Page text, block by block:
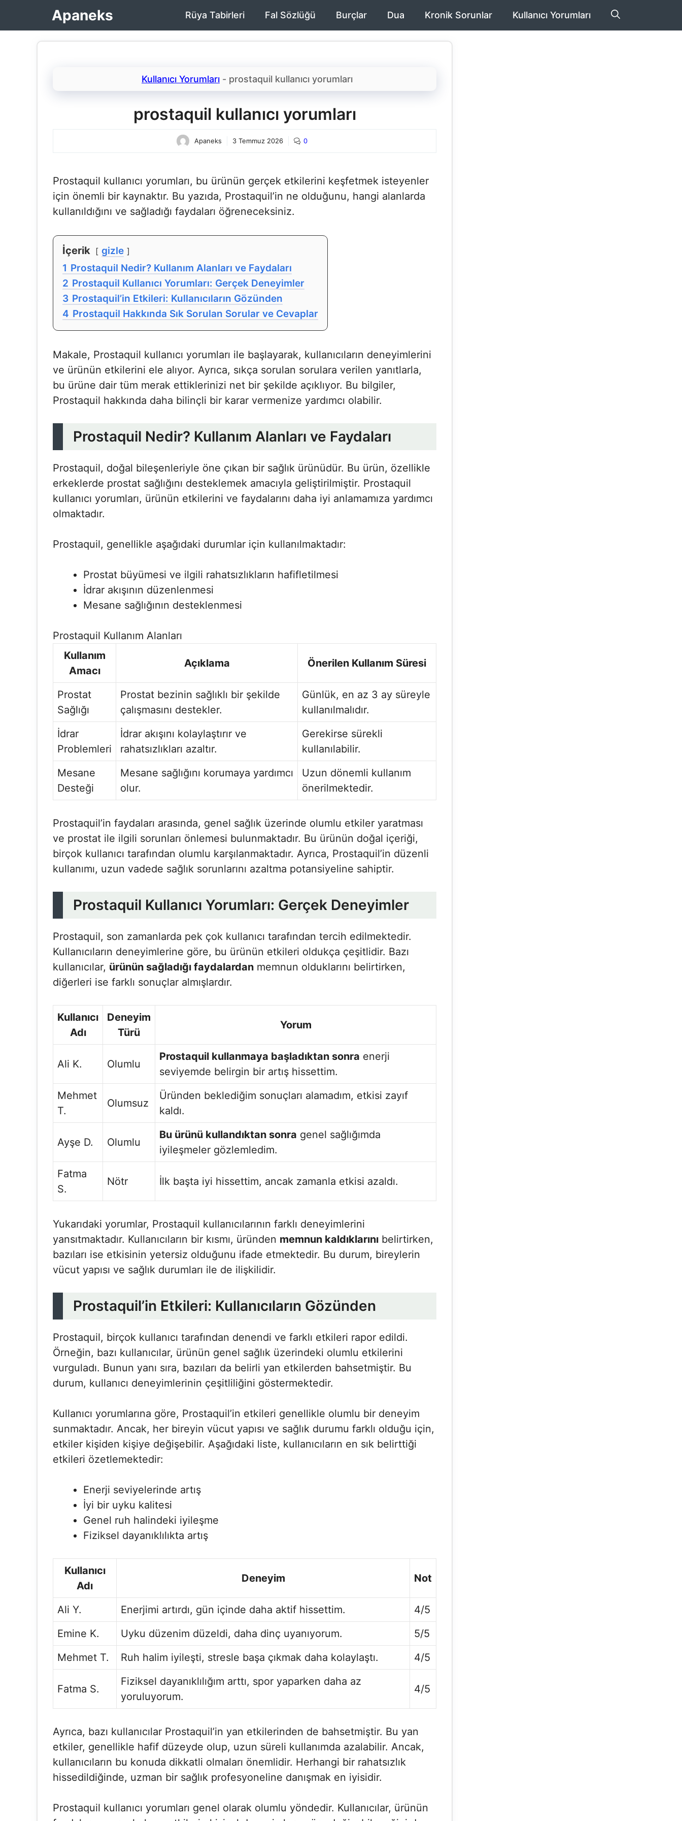
Apaneks Rüya Tabirleri Fal Sözlüğü Burçlar Dua Kronik Sorunlar Kullanıcı Yorumları
Kullanıcı Yorumları - prostaquil kullanıcı yorumları​
prostaquil kullanıcı yorumları​
Apaneks 3 Temmuz 2026 0
Prostaquil kullanıcı yorumları​, bu ürünün gerçek etkilerini keşfetmek isteyenler
için önemli bir kaynaktır. Bu yazıda, Prostaquil’in ne olduğunu, hangi alanlarda
kullanıldığını ve sağladığı faydaları öğreneceksiniz.
İçerik
gizle
1 Prostaquil Nedir? Kullanım Alanları ve Faydaları
2 Prostaquil Kullanıcı Yorumları: Gerçek Deneyimler
3 Prostaquil’in Etkileri: Kullanıcıların Gözünden
4 Prostaquil Hakkında Sık Sorulan Sorular ve Cevaplar
Makale, Prostaquil kullanıcı yorumları​ ile başlayarak, kullanıcıların deneyimlerini
ve ürünün etkilerini ele alıyor. Ayrıca, sıkça sorulan sorulara verilen yanıtlarla,
bu ürüne dair tüm merak ettiklerinizi net bir şekilde açıklıyor. Bu bilgiler,
Prostaquil hakkında daha bilinçli bir karar vermenize yardımcı olabilir.
Prostaquil Nedir? Kullanım Alanları ve Faydaları
Prostaquil, doğal bileşenleriyle öne çıkan bir sağlık ürünüdür. Bu ürün, özellikle
erkeklerde prostat sağlığını desteklemek amacıyla geliştirilmiştir. Prostaquil
kullanıcı yorumları, ürünün etkilerini ve faydalarını daha iyi anlamamıza yardımcı
olmaktadır.
Prostaquil, genellikle aşağıdaki durumlar için kullanılmaktadır:
Prostat büyümesi ve ilgili rahatsızlıkların hafifletilmesi
İdrar akışının düzenlenmesi
Mesane sağlığının desteklenmesi
Prostaquil Kullanım Alanları
Kullanım
Amacı
Açıklama Önerilen Kullanım Süresi
Prostat
Sağlığı
Prostat bezinin sağlıklı bir şekilde
çalışmasını destekler.
Günlük, en az 3 ay süreyle
kullanılmalıdır.
İdrar
Problemleri
İdrar akışını kolaylaştırır ve
rahatsızlıkları azaltır.
Gerekirse sürekli
kullanılabilir.
Mesane
Desteği
Mesane sağlığını korumaya yardımcı
olur.
Uzun dönemli kullanım
önerilmektedir.
Prostaquil’in faydaları arasında, genel sağlık üzerinde olumlu etkiler yaratması
ve prostat ile ilgili sorunları önlemesi bulunmaktadır. Bu ürünün doğal içeriği,
birçok kullanıcı tarafından olumlu karşılanmaktadır. Ayrıca, Prostaquil’in düzenli
kullanımı, uzun vadede sağlık sorunlarını azaltma potansiyeline sahiptir.
Prostaquil Kullanıcı Yorumları: Gerçek Deneyimler
Prostaquil, son zamanlarda pek çok kullanıcı tarafından tercih edilmektedir.
Kullanıcıların deneyimlerine göre, bu ürünün etkileri oldukça çeşitlidir. Bazı
kullanıcılar, ürünün sağladığı faydalardan memnun olduklarını belirtirken,
diğerleri ise farklı sonuçlar almışlardır.
Kullanıcı
Adı
Deneyim
Türü
Yorum
Ali K. Olumlu
Prostaquil kullanmaya başladıktan sonra enerji
seviyemde belirgin bir artış hissettim.
Mehmet
T.
Olumsuz
Üründen beklediğim sonuçları alamadım, etkisi zayıf
kaldı.
Ayşe D. Olumlu
Bu ürünü kullandıktan sonra genel sağlığımda
iyileşmeler gözlemledim.
Fatma
S.
Nötr İlk başta iyi hissettim, ancak zamanla etkisi azaldı.
Yukarıdaki yorumlar, Prostaquil kullanıcılarının farklı deneyimlerini
yansıtmaktadır. Kullanıcıların bir kısmı, üründen memnun kaldıklarını belirtirken,
bazıları ise etkisinin yetersiz olduğunu ifade etmektedir. Bu durum, bireylerin
vücut yapısı ve sağlık durumları ile de ilişkilidir.
Prostaquil’in Etkileri: Kullanıcıların Gözünden
Prostaquil, birçok kullanıcı tarafından denendi ve farklı etkileri rapor edildi.
Örneğin, bazı kullanıcılar, ürünün genel sağlık üzerindeki olumlu etkilerini
vurguladı. Bunun yanı sıra, bazıları da belirli yan etkilerden bahsetmiştir. Bu
durum, kullanıcı deneyimlerinin çeşitliliğini göstermektedir.
Kullanıcı yorumlarına göre, Prostaquil’in etkileri genellikle olumlu bir deneyim
sunmaktadır. Ancak, her bireyin vücut yapısı ve sağlık durumu farklı olduğu için,
etkiler kişiden kişiye değişebilir. Aşağıdaki liste, kullanıcıların en sık belirttiği
etkileri özetlemektedir:
Enerji seviyelerinde artış
İyi bir uyku kalitesi
Genel ruh halindeki iyileşme
Fiziksel dayanıklılıkta artış
Kullanıcı
Adı
Deneyim Not
Ali Y. Enerjimi artırdı, gün içinde daha aktif hissettim.
4/5
Emine K.
Uyku düzenim düzeldi, daha dinç uyanıyorum.
5/5
Mehmet T.
Ruh halim iyileşti, stresle başa çıkmak daha kolaylaştı. 4/5
Fatma S.
Fiziksel dayanıklılığım arttı, spor yaparken daha az
yoruluyorum.
4/5
Ayrıca, bazı kullanıcılar Prostaquil’in yan etkilerinden de bahsetmiştir. Bu yan
etkiler, genellikle hafif düzeyde olup, uzun süreli kullanımda azalabilir. Ancak,
kullanıcıların bu konuda dikkatli olmaları önemlidir. Herhangi bir rahatsızlık
hissedildiğinde, uzman bir sağlık profesyoneline danışmak en iyisidir.
Prostaquil kullanıcı yorumları genel olarak olumlu yöndedir. Kullanıcılar, ürünün